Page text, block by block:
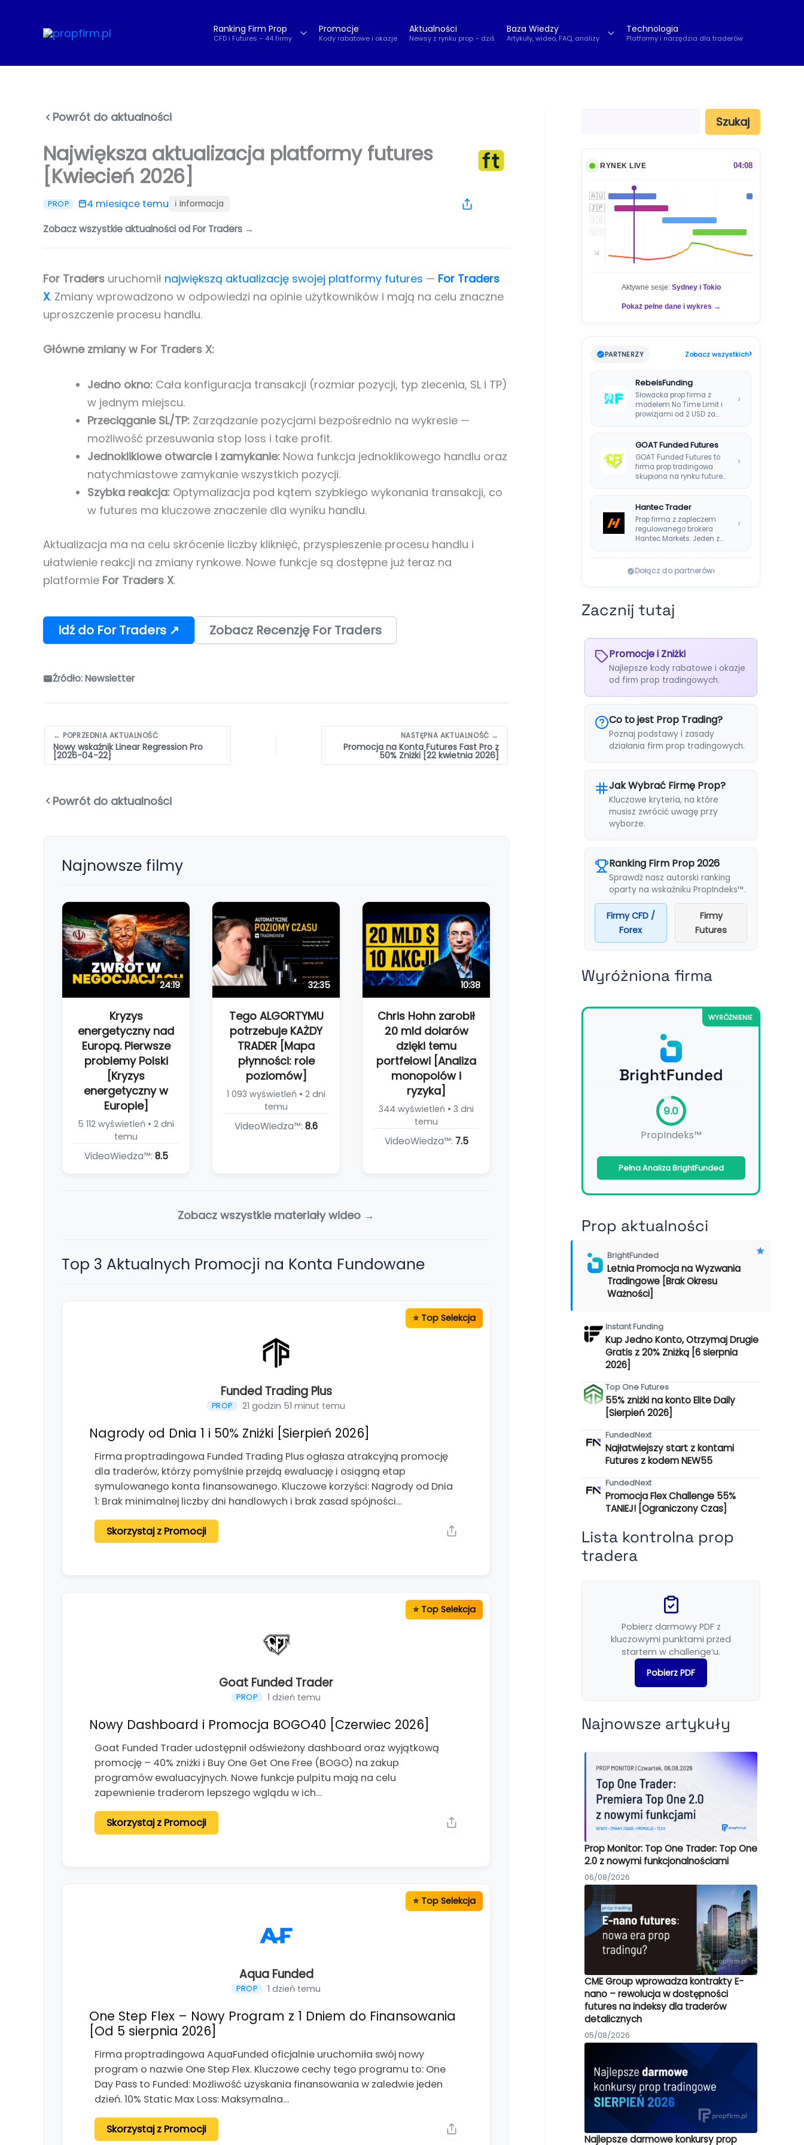
Ranking Firm Prop
CFD i Futures – 44 firmy
Promocje
Kody rabatowe i okazje
Aktualności
Newsy z rynku prop – dziś
Baza Wiedzy
Artykuły, wideo, FAQ, analizy
Technologia
Platformy i narzędzia dla traderów
Powrót do aktualności
Największa aktualizacja platformy futures
[Kwiecień 2026]
PROP 4 miesiące temu ℹ️ Informacja
Zobacz wszystkie aktualności od For Traders →
For Traders uruchomił największą aktualizację swojej platformy futures — For Traders
X. Zmiany wprowadzono w odpowiedzi na opinie użytkowników i mają na celu znaczne
uproszczenie procesu handlu.
Główne zmiany w For Traders X:
Jedno okno: Cała konfiguracja transakcji (rozmiar pozycji, typ zlecenia, SL i TP)
w jednym miejscu.
Przeciąganie SL/TP: Zarządzanie pozycjami bezpośrednio na wykresie —
możliwość przesuwania stop loss i take profit.
Jednoklikiowe otwarcie i zamykanie: Nowa funkcja jednoklikowego handlu oraz
natychmiastowe zamykanie wszystkich pozycji.
Szybka reakcja: Optymalizacja pod kątem szybkiego wykonania transakcji, co
w futures ma kluczowe znaczenie dla wyniku handlu.
Aktualizacja ma na celu skrócenie liczby kliknięć, przyspieszenie procesu handlu i
ułatwienie reakcji na zmiany rynkowe. Nowe funkcje są dostępne już teraz na
platformie For Traders X.
Idź do For Traders ↗ Zobacz Recenzję For Traders
Źródło: Newsletter
Nawigacja
wpisów
← POPRZEDNIA AKTUALNOŚĆ
Nowy wskaźnik Linear Regression Pro
[2026-04-22]
NASTĘPNA AKTUALNOŚĆ →
Promocja na Konta Futures Fast Pro z
50% Zniżki [22 kwietnia 2026]
Powrót do aktualności
Najnowsze filmy
24:19
Kryzys
energetyczny nad
Europą. Pierwsze
problemy Polski
[Kryzys
energetyczny w
Europie]
5 112 wyświetleń • 2 dni
temu
VideoWiedza™: 8.5
32:35
Tego ALGORTYMU
potrzebuje KAŻDY
TRADER [Mapa
płynności: role
poziomów]
1 093 wyświetleń • 2 dni
temu
VideoWiedza™: 8.6
10:38
Chris Hohn zarobił
20 mld dolarów
dzięki temu
portfelowi [Analiza
monopolów i
ryzyka]
344 wyświetleń • 3 dni
temu
VideoWiedza™: 7.5
Zobacz wszystkie materiały wideo →
Top 3 Aktualnych Promocji na Konta Fundowane
Funded Trading Plus
PROP 21 godzin 51 minut temu
Nagrody od Dnia 1 i 50% Zniżki [Sierpień 2026]
Firma proptradingowa Funded Trading Plus ogłasza atrakcyjną promocję
dla traderów, którzy pomyślnie przejdą ewaluację i osiągną etap
symulowanego konta finansowanego. Kluczowe korzyści: Nagrody od Dnia
1: Brak minimalnej liczby dni handlowych i brak zasad spójności…
Skorzystaj z Promocji
Goat Funded Trader
PROP 1 dzień temu
Nowy Dashboard i Promocja BOGO40 [Czerwiec 2026]
Goat Funded Trader udostępnił odświeżony dashboard oraz wyjątkową
promocję – 40% zniżki i Buy One Get One Free (BOGO) na zakup
programów ewaluacyjnych. Nowe funkcje pulpitu mają na celu
zapewnienie traderom lepszego wglądu w ich…
Skorzystaj z Promocji
Aqua Funded
PROP 1 dzień temu
One Step Flex – Nowy Program z 1 Dniem do Finansowania
[Od 5 sierpnia 2026]
Firma proptradingowa AquaFunded oficjalnie uruchomiła swój nowy
program o nazwie One Step Flex. Kluczowe cechy tego programu to: One
Day Pass to Funded: Możliwość uzyskania finansowania w zaledwie jeden
dzień. 10% Static Max Loss: Maksymalna…
Skorzystaj z Promocji
a
Szukaj
RYNEK LIVE 04:08
🇦🇺
🇯🇵
🇬🇧
🇺🇸
📊
Aktywne sesje: Sydney i Tokio
Pokaż pełne dane i wykres →
PARTNERZY Zobacz wszystkich›
RebelsFunding
Słowacka prop firma z
modelem No Time Limit i
prowizjami od 2 USD za…
›
GOAT Funded Futures
GOAT Funded Futures to
firma prop tradingowa
skupiona na rynku futures.
›
Hantec Trader
Prop firma z zapleczem
regulowanego brokera
Hantec Markets. Jeden z
wyborów dla polskich…
›
Dołącz do partnerów›
Zacznij tutaj
Promocje i Zniżki
Najlepsze kody rabatowe i okazje
od firm prop tradingowych.
Co to jest Prop Trading?
Poznaj podstawy i zasady
działania firm prop tradingowych.
Jak Wybrać Firmę Prop?
Kluczowe kryteria, na które
musisz zwrócić uwagę przy
wyborze.
Ranking Firm Prop 2026
Sprawdź nasz autorski ranking
oparty na wskaźniku PropIndeks™.
Firmy CFD /
Forex
Firmy
Futures
Wyróżniona firma
WYRÓŻNIENIE
BrightFunded
9.0
PropIndeks™
Pełna Analiza BrightFunded
Prop aktualności
BrightFunded
Letnia Promocja na Wyzwania
Tradingowe [Brak Okresu
Ważności]
Instant Funding
Kup Jedno Konto, Otrzymaj Drugie
Gratis z 20% Zniżką [6 sierpnia
2026]
Top One Futures
55% zniżki na konto Elite Daily
[Sierpień 2026]
FundedNext
Najłatwiejszy start z kontami
Futures z kodem NEW55
FundedNext
Promocja Flex Challenge 55%
TANIEJ! [Ograniczony Czas]
Lista kontrolna prop
tradera
Pobierz darmowy PDF z
kluczowymi punktami przed
startem w challenge’u.
Pobierz PDF
Najnowsze artykuły
Prop Monitor: Top One Trader: Top One
2.0 z nowymi funkcjonalnościami
06/08/2026
CME Group wprowadza kontrakty E-
nano – rewolucja w dostępności
futures na indeksy dla traderów
detalicznych
05/08/2026
Najlepsze darmowe konkursy prop